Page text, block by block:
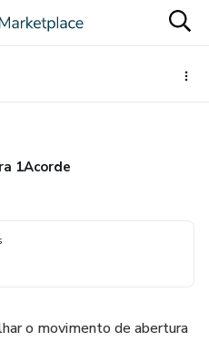
1Acorde
o movimento de abertura